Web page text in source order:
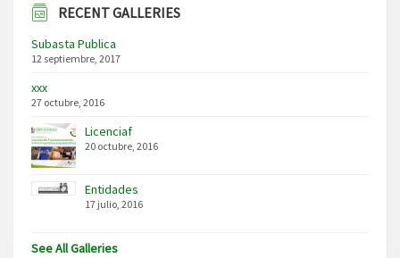
RECENT GALLERIES
Subasta Publica
12 septiembre, 2017
xxx
27 octubre, 2016
Licenciaf
20 octubre, 2016
Entidades
17 julio, 2016
See All Galleries